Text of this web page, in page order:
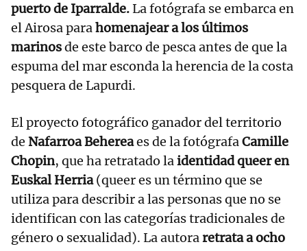
puerto de Iparralde.La fotógrafa se embarca en
el Airosa parahomenajear a los últimos
marinosde este barco de pesca antes de que la
espuma del mar esconda la herencia de la costa
pesquera de Lapurdi.
El proyecto fotográfico ganador del territorio
de Nafarroa Behereaes de la fotógrafaCamille
Chopin, que ha retratado laidentidad queer en
Euskal Herria(queer es un término que se
utiliza para describir a las personas que no se
identifican con las categorías tradicionales de
género o sexualidad). La autoraretrata a ocho